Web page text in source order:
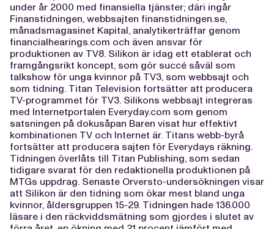
under år 2000 med finansiella tjänster; däri ingår
Finanstidningen, webbsajten finanstidningen.se,
månadsmagasinet Kapital, analytikerträffar genom
financialhearings.com och även ansvar för
produktionen av TV8. Silikon är idag ett etablerat och
framgångsrikt koncept, som gör succé såväl som
talkshow för unga kvinnor på TV3, som webbsajt och
som tidning. Titan Television fortsätter att producera
TV-programmet för TV3. Silikons webbsajt integreras
med Internetportalen Everyday.com som genom
satsningen på dokusåpan Baren visat hur effektivt
kombinationen TV och Internet är. Titans webb-byrå
fortsätter att producera sajten för Everydays räkning.
Tidningen överlåts till Titan Publishing, som sedan
tidigare svarat för den redaktionella produktionen på
MTGs uppdrag. Senaste Orversto-undersökningen visar
att Silikon är den tidning som ökar mest bland unga
kvinnor, åldersgruppen 15-29. Tidningen hade 136.000
läsare i den räckviddsmätning som gjordes i slutet av